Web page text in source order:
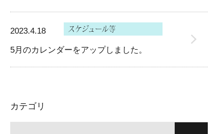
2023.4.18
5月のカレンダーをアップしました。
カテゴリ